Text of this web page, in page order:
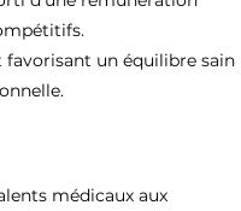
un équilibre sain
médicaux aux